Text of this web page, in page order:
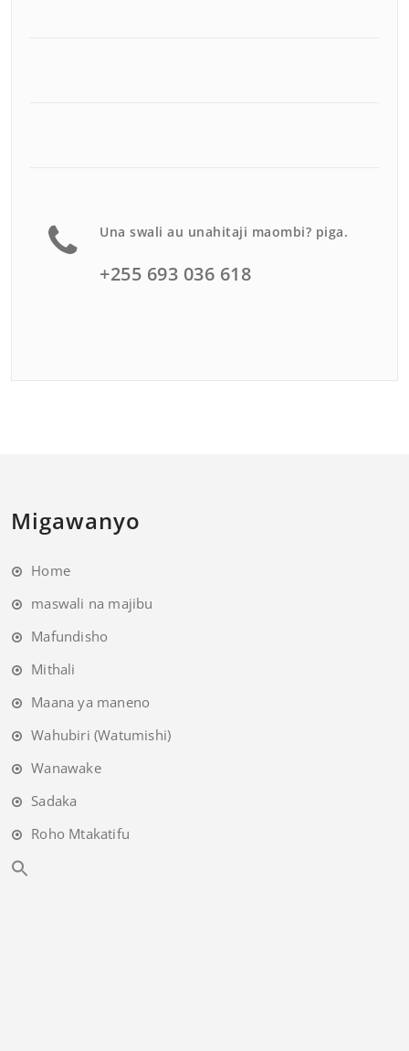
Una swali au unahitaji maombi? piga.
+255 693 036 618
Migawanyo
Home
maswali na majibu
Mafundisho
Mithali
Maana ya maneno
Wahubiri (Watumishi)
Wanawake
Sadaka
Roho Mtakatifu